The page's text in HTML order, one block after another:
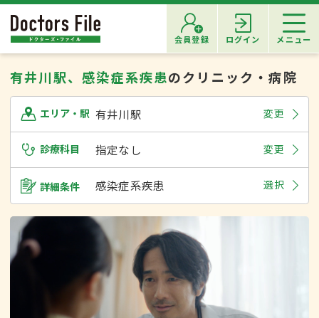
会員登録 ログイン メニュー
有井川駅、感染症系疾患のクリニック・病院
エリア・駅 有井川駅 変更
診療科目 指定なし 変更
詳細条件 感染症系疾患 選択